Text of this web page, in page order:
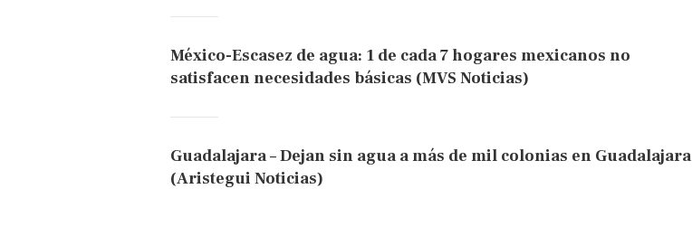
México-Escasez de agua: 1 de cada 7 hogares mexicanos no
satisfacen necesidades básicas (MVS Noticias)
Guadalajara – Dejan sin agua a más de mil colonias en Guadalajara
(Aristegui Noticias)